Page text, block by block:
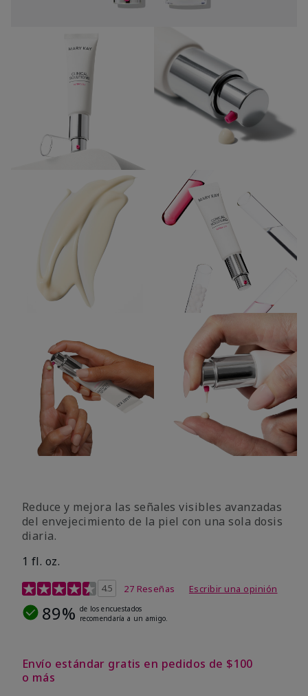
Reduce y mejora las señales visibles avanzadas
del envejecimiento de la piel con una sola dosis
diaria.
1 fl. oz.
Calificación de clientes de 4,1 de 5
4.5 27 Reseñas Escribir una opinión
89% de los encuestados
recomendaría a un amigo.
Envío estándar gratis en pedidos de $100
o más